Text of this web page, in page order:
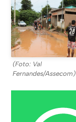
(Foto: Val
Fernandes/Assecom)